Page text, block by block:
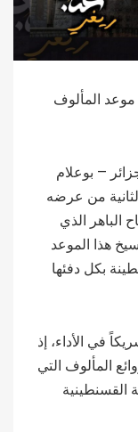
موعد المألوف
– بوعلام
الثانية من عرضه
الباهر الذي
هذا الموعد
بكل دفئها
في الأداء، إذ
المألوف التي
القسنطينية